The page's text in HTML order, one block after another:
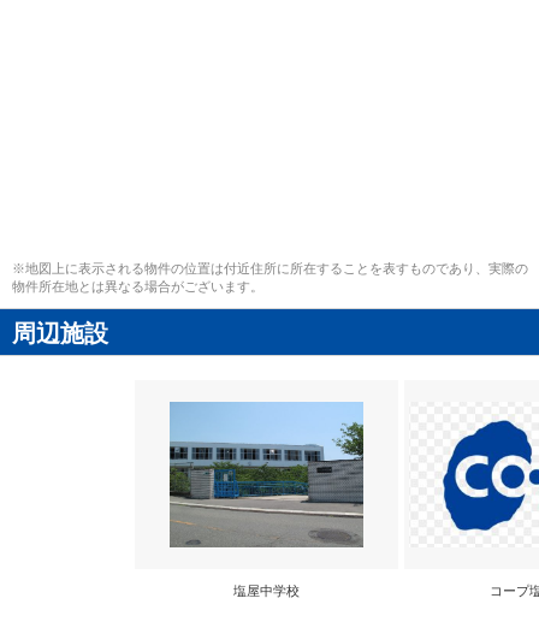
※地図上に表示される物件の位置は付近住所に所在することを表すものであり、実際の
物件所在地とは異なる場合がございます。
周辺施設
塩屋中学校 コープ